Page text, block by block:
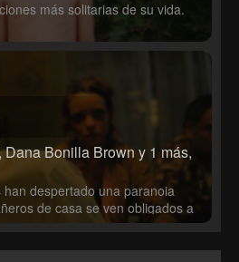
más solitarias de su vida.
Bonilla Brown y 1 más,
despertado una paranoia
de casa se ven obligados a
en una cocina, teniendo como